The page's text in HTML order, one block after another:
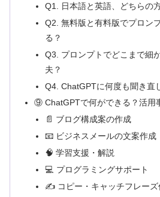
Q1. 日本語と英語、どちらの
Q2. 無料版と有料版でプロン
る？
Q3. プロンプトでどこまで細
夫？
Q4. ChatGPTに何度も聞き直
⑨ ChatGPTで何ができる？活用
📄 ブログ構成案の作成
📧 ビジネスメールの文案作成
🧠 学習支援・解説
💻 プログラミングサポート
✍️ コピー・キャッチフレーズ